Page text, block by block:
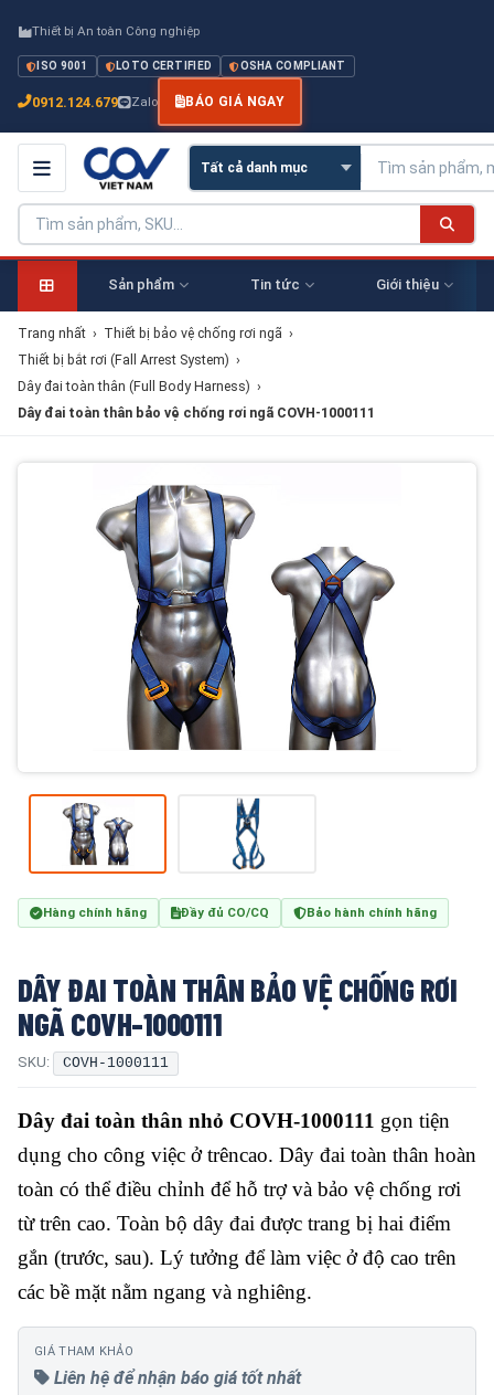
Thiết bị An toàn Công nghiệp
ISO 9001 LOTO CERTIFIED OSHA COMPLIANT
0912.124.679 Zalo BÁO GIÁ NGAY
Sản phẩm Tin tức Giới thiệu
Trang nhất › Thiết bị bảo vệ chống rơi ngã ›
Thiết bị bắt rơi (Fall Arrest System) ›
Dây đai toàn thân (Full Body Harness) ›
Dây đai toàn thân bảo vệ chống rơi ngã COVH-1000111
Hàng chính hãng Đầy đủ CO/CQ Bảo hành chính hãng
DÂY ĐAI TOÀN THÂN BẢO VỆ CHỐNG RƠI
NGÃ COVH-1000111
SKU: COVH-1000111
Dây đai toàn thân nhỏ COVH-1000111 gọn tiện
dụng cho công việc ở trêncao. Dây đai toàn thân hoàn
toàn có thể điều chỉnh để hỗ trợ và bảo vệ chống rơi
từ trên cao. Toàn bộ dây đai được trang bị hai điểm
gắn (trước, sau). Lý tưởng để làm việc ở độ cao trên
các bề mặt nằm ngang và nghiêng.
GIÁ THAM KHẢO
Liên hệ để nhận báo giá tốt nhất